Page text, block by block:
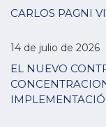
CARLOS PAGNI
14 de julio de 2026
EL NUEVO